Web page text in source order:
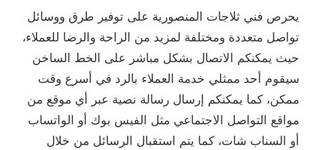
يحرص فني ثلاجات المنصورية على توفير طرق ووسائل
تواصل متعددة ومختلفة لمزيد من الراحة والرضا للعملاء،
حيث يمكنكم الاتصال بشكل مباشر على الخط الساخن
سيقوم أحد ممثلي خدمة العملاء بالرد في أسرع وقت
ممكن، كما يمكنكم إرسال رسالة نصية عبر أي موقع من
مواقع التواصل الاجتماعي مثل الفيس بوك أو الواتساب
أو السناب شات، كما يتم استقبال الرسائل من خلال